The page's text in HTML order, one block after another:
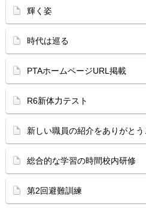
輝く姿
時代は巡る
PTAホームページURL掲載
R6新体力テスト
新しい職員の紹介をありがと
総合的な学習の時間校内研修
第2回避難訓練